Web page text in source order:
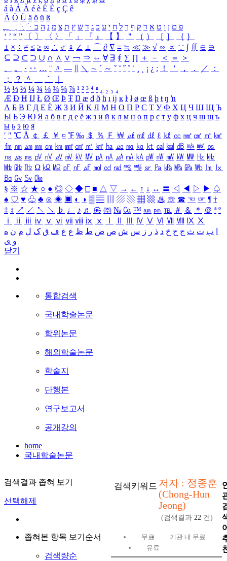
á à Á À é è É È ç Ç ê
Ä Ö Ü ä ö ü ß
ִֶֹ ֻּ ׁׂ פ ם ן ו ט א ר ק ף ך ל ח י ע כ ג ד ש ץ ת צ מ נ ה ב
‘ ’ “ ” 〔 〕 〈 〉 「 」 『 』 【 】 ＂ （ ） ［ ］ ｛ ｝
± × ÷ ≠ ≤ ≥ ∞ ∴ ♂ ♀ ∠ ⊥ ⌒ ∂ ∇ ≡ ≒ ≪ ≫ √ ∽ ∝ ∵ ∫ ∬ ∈ ∋
⊆ ⊇ ⊂ ⊃ ∪ ∩ ∧ ∨ ￢ ⇒ ⇔ ∀ ∃ ∮ ∑ ∏ ＋ － ＜ ＝
＞
、
。 · ‥ … ¨ 〃 ― ＼ ∼ ´ ～ ˇ ˘ ˝ ˚ ˙ ¸ ¡ ¿ ː ！ ＇ ， ． ／
：
；
？ ＾ ｀
½ ⅓ ⅔ ¼ ¾ ⅛ ⅜ ⅝ ⅞ ¹ ² ³ ⁴ ⁿ ₁ ₂ ₃ ₄
Æ Ð Ħ Ĳ Ł Ø Œ Þ Ŧ Ŋ æ đ ð ħ ı ĳ ĸ ŀ ł ø œ ß þ ŧ ŋ ŉ
А Б В Г Д Е Ё Ж З И Й К Л М Н О П Р С Т У Ф Х Ц Ч Ш Щ Ъ
Ы Ь Э Ю Я а б в г д е ё ж з и й к л м н о п р с т у ф х ц ч ш щ ъ
ы ь э ю я
′ ″ ℃ Å ￠ ￡ ￥ ¤ ℉ ‰ ＄ ％ Ｆ ￦ ㎕ ㎖ ㎗ ℓ ㎘ ㏄ ㎣ ㎤ ㎥ ㎦
㎙ ㎚ ㎛ ㎜ ㎝ ㎞ ㎟ ㎠ ㎡ ㎢ ㏊ ㎍ ㎎ ㎏ ㏏ ㎈ ㎉ ㏈ ㎧ ㎨ ㎰
㎱ ㎲ ㎳ ㎴ ㎵ ㎶ ㎷ ㎸ ㎹ ㎀ ㎁ ㎂ ㎃ ㎄ ㎺ ㎻ ㎽ ㎾ ㎿ ㎐ ㎑
㎒ ㎓ ㎔ Ω ㏀ ㏁ ㎊ ㎋ ㎌ ㏖ ㏅ ㎭ ㎮ ㎯ ㏛ ㎩ ㎪ ㎫ ㎬ ㏝ ㏐
㏓
㏃ ㏉ ㏜ ㏆
§ ※ ☆ ★ ○ ● ◎ ◇ ◆ □ ■ △ ▽ → ← ↑ ↓ ↔ 〓 ◁ ◀ ▷ ▶ ♤
♠ ♡ ♥ ♧ ♣ ⊙ ◈ ▣ ◐ ◑ ▒ ▤ ▨ ▧ ▦ ▩ ♨ ☏ ☎ ☜ ☞ ¶ †
‡ ↕ ↗ ↙ ↖ ↘ ♭ ♩ ♪ ♬ ㉿ ㈜ № ㏇ ™ ㏂ ㏘ ℡ ＃ ＆ ＊ ＠ ª º
ⅰ
ⅱ ⅲ ⅳ ⅴ ⅵ ⅶ ⅷ ⅸ ⅹ Ⅳ Ⅴ Ⅵ Ⅶ Ⅷ Ⅸ Ⅹ
ب ت ث ج ح خ د ذ ر ز س ش ص ض ط ظ ع غ ف ق ک ل م ن ه
و ی
닫기
통합검색
국내학술논문
학위논문
해외학술논문
학술지
단행본
연구보고서
공개강의
home
국내학술논문
검색결과 좁혀 보기
선택해제
좁혀본 항목 보기순서
검색량순
검색키워드 저자 : 정종훈
(Chong-Hun
Jeong)
(검색결과 22 건)
무료
기관 내 무료
유료